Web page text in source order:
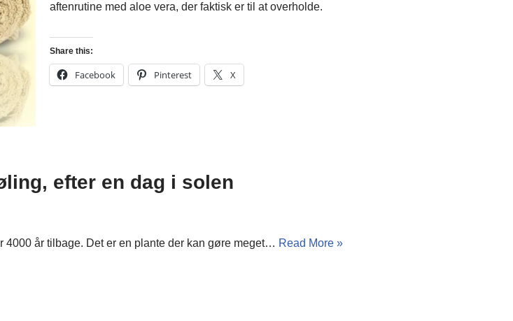
aftenrutine med aloe vera, der faktisk er til at overholde.
Share this:
Facebook Pinterest X
efter en dag i solen
år tilbage. Det er en plante der kan gøre meget… Read More »